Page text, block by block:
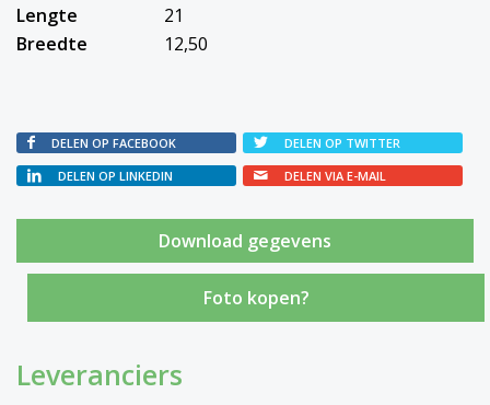
Lengte
21
Breedte
12,50
DELEN OP FACEBOOK
DELEN OP TWITTER
DELEN OP LINKEDIN
DELEN VIA E-MAIL
Foto kopen?
Leveranciers